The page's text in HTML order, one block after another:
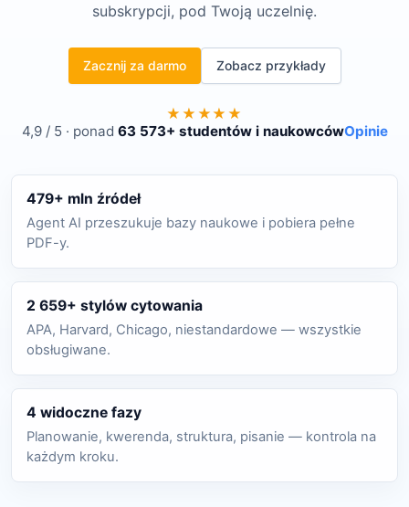
subskrypcji, pod Twoją uczelnię.
Zacznij za darmo Zobacz przykłady
★★★★★
4,9 / 5 · ponad 63 573+ studentów i naukowcówOpinie
479+ mln źródeł
Agent AI przeszukuje bazy naukowe i pobiera pełne
PDF-y.
2 659+ stylów cytowania
APA, Harvard, Chicago, niestandardowe — wszystkie
obsługiwane.
4 widoczne fazy
Planowanie, kwerenda, struktura, pisanie — kontrola na
każdym kroku.